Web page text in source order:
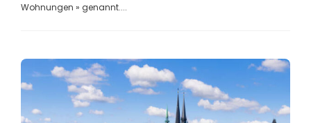
Wohnungen » genannt....